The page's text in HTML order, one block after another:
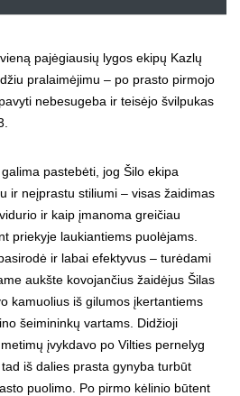
pajėgiausių lygos ekipų Kazlų
pralaimėjimu – po prasto pirmojo
nebesugeba ir teisėjo švilpukas
pastebėti, jog Šilo ekipa
ir neįprastu stiliumi – visas žaidimas
ir kaip įmanoma greičiau
priekyje laukiantiems puolėjams.
ir labai efektyvus – turėdami
aukšte kovojančius žaidėjus Šilas
kamuolius iš gilumos įkertantiems
šeimininkų vartams. Didžioji
įvykdavo po Vilties pernelyg
iš dalies prasta gynyba turbūt
puolimo. Po pirmo kėlinio būtent